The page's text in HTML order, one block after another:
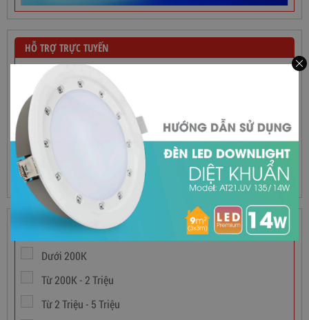
Dây Cáp Điện 1 Ruột Cadivi CV 2,5
565,000đ
HỖ TRỢ TRỰC TUYẾN
Hotline Bán Hàng
090 9696 215 Mr Dũng
090 9696 215
090 9696 215
(028) 3855 1861
GIÁ TIỀN
Dưới 200K
Từ 200K - 2 Triệu
Từ 2 Triệu - 5 Triệu